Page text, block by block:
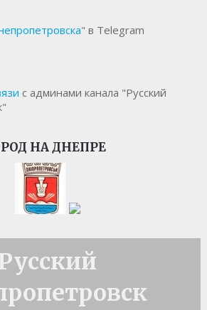
" в Telegram
с админами канала "Русский
НА ДНЕПРЕ